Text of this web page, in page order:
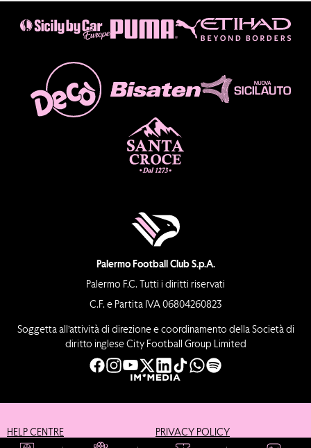
Palermo Football Club S.p.A.
Palermo F.C. Tutti i diritti riservati
C.F. e Partita IVA 06804260823
Soggetta all’attività di direzione e coordinamento della Società di
diritto inglese City Football Group Limited
HELP CENTRE
PRIVACY POLICY